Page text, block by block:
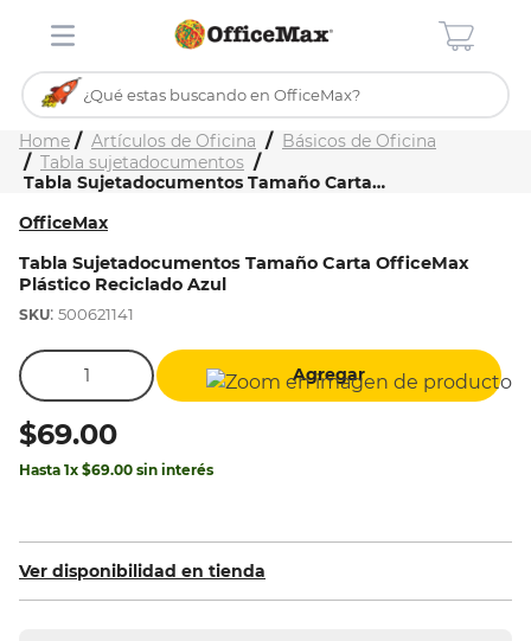
¿Qué estas buscando en OfficeMax?
Inicio Tienda
Artículos de Oficina
Básicos de Oficina
Tabla sujetadocumentos
Tabla Sujetadocumentos Tamaño Carta OfficeMax Plástico Reciclado Azul
OfficeMax
Tabla Sujetadocumentos Tamaño Carta OfficeMax
Plástico Reciclado Azul
: 500621141
Agregar
$69.00
Hasta 1x $69.00 sin interés
Ver disponibilidad en tienda
TÉRMINOS MÁS BUSCADOS
ojo turco
2.
stitch
3.
toy story
4.
flores
.
mochilas
.
stuk
7.
mochila
8.
carpeta
10. sillas